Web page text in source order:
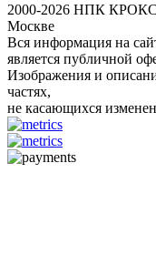
2000-2026 НПК КРОКС
Москве
Вся информация на
является публичной
Изображения и
частях,
не касающихся